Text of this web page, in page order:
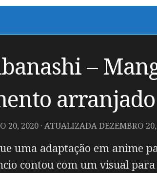
–
20, 2020 · ATUALIZADADEZEMBRO
uma adaptação em anime
contou com um visual